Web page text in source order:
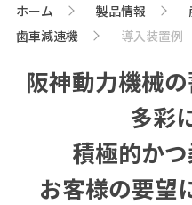
ホーム 製品情報
歯車減速機
導入装置例
阪神動力機械
多彩
積極的か
お客様の要望